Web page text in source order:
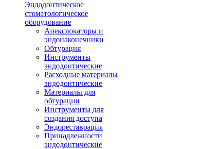
Эндодонтическое
стоматологическое
оборудование
Апекслокаторы и
эндонаконечники
Обтурация
Инструменты
эндодонтические
Расходные материалы
эндодонтические
Материалы для
обтурации
Инструменты для
создания доступа
Эндореставрация
Принадлежности
эндодонтические